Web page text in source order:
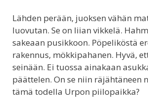
Lähden perään, juoksen vähän
luovutan. Se on liian vikkelä.
sakeaan pusikkoon. Pöpeliköstä
rakennus, mökkipahanen. Hyvä,
seinään. Ei tuossa ainakaan
päättelen. On se niin räjähtäneen
tämä todella Urpon piilopaikka?